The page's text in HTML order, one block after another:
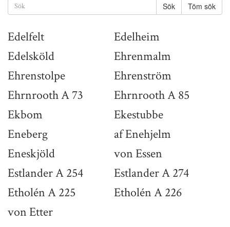
Töm sök
Edelfelt
Edelheim
Edelsköld
Ehrenmalm
Ehrenstolpe
Ehrenström
Ehrnrooth A 73
Ehrnrooth A 85
Ekbom
Ekestubbe
Eneberg
af Enehjelm
Eneskjöld
von Essen
Estlander A 254
Estlander A 274
Etholén A 225
Etholén A 226
von Etter